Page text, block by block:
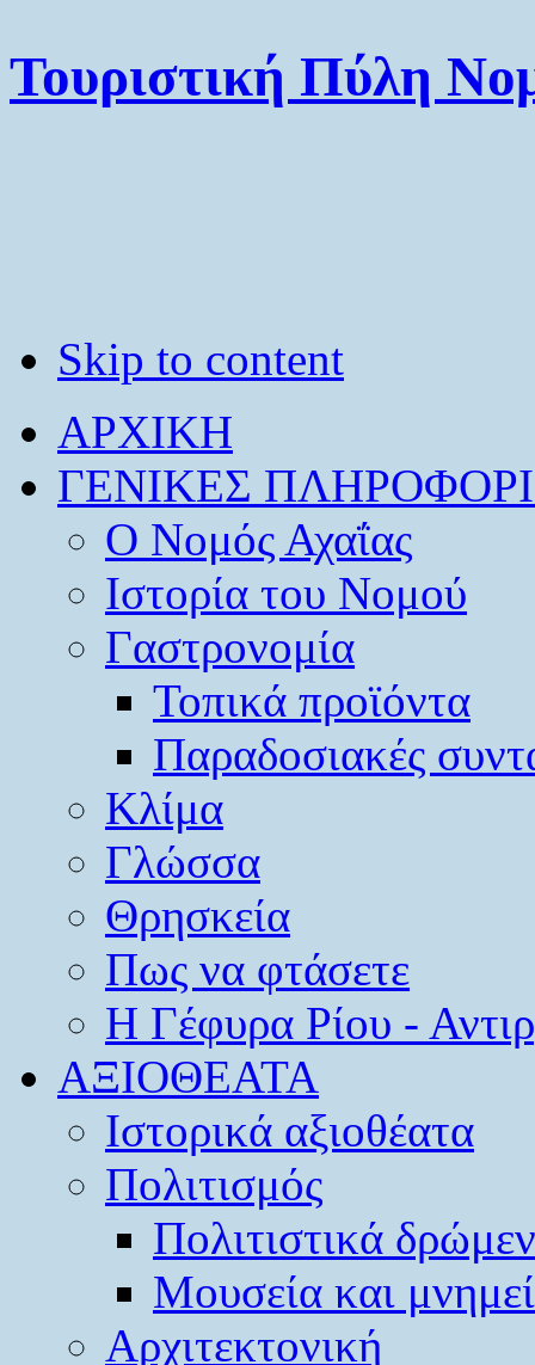
Τουριστική Πύλη
Skip to content
ΑΡΧΙΚΗ
ΓΕΝΙΚΕΣ
O Νομός Αχαΐας
Ιστορία του Νομού
Γαστρονομία
Τοπικά προϊόντα
Παραδοσιακές
Κλίμα
Γλώσσα
Θρησκεία
Πως να φτάσετε
Η Γέφυρα Ρίου -
ΑΞΙΟΘΕΑΤΑ
Ιστορικά αξιοθέατα
Πολιτισμός
Πολιτιστικά
Μουσεία και
Αρχιτεκτονική